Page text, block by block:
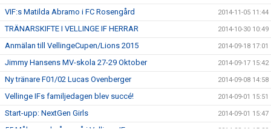
VIF:s Matilda Abramo i FC Rosengård 2014-11-05 11:44
TRÄNARSKIFTE I VELLINGE IF HERRAR 2014-10-30 10:49
Anmälan till VellingeCupen/Lions 2015 2014-09-18 17:01
Jimmy Hansens MV-skola 27-29 Oktober 2014-09-17 15:42
Ny tränare F01/02 Lucas Ovenberger 2014-09-08 14:58
Vellinge IFs familjedagen blev succé! 2014-09-01 15:51
Start-upp: NextGen Girls 2014-09-01 15:47
55 Målmaend på camå i Vellinge IF 2014-08-11 15:29